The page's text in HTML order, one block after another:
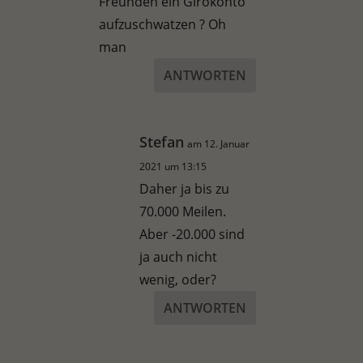
aufzuschwatzen ? Oh
man
ANTWORTEN
Stefan am 12. Januar
2021 um 13:15
Daher ja bis zu
70.000 Meilen.
Aber -20.000 sind
ja auch nicht
wenig, oder?
ANTWORTEN